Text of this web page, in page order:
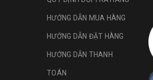
HƯỚNG DẪN MUA HÀNG
HƯỚNG DẪN ĐẶT HÀNG
HƯỚNG DẪN THANH
TOÁN